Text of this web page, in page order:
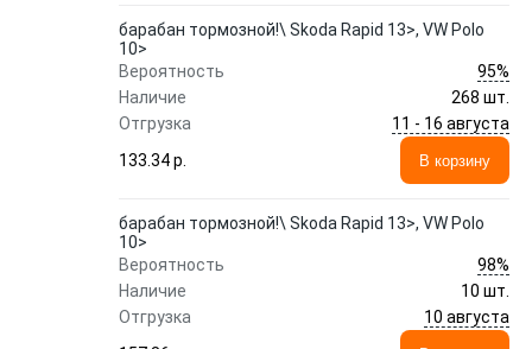
барабан тормозной!\ Skoda Rapid 13>, VW Polo
10>
Вероятность
95%
Наличие
268 шт.
Отгрузка
11 - 16 августа
133.34 p.
В корзину
барабан тормозной!\ Skoda Rapid 13>, VW Polo
10>
Вероятность
98%
Наличие
10 шт.
Отгрузка
10 августа